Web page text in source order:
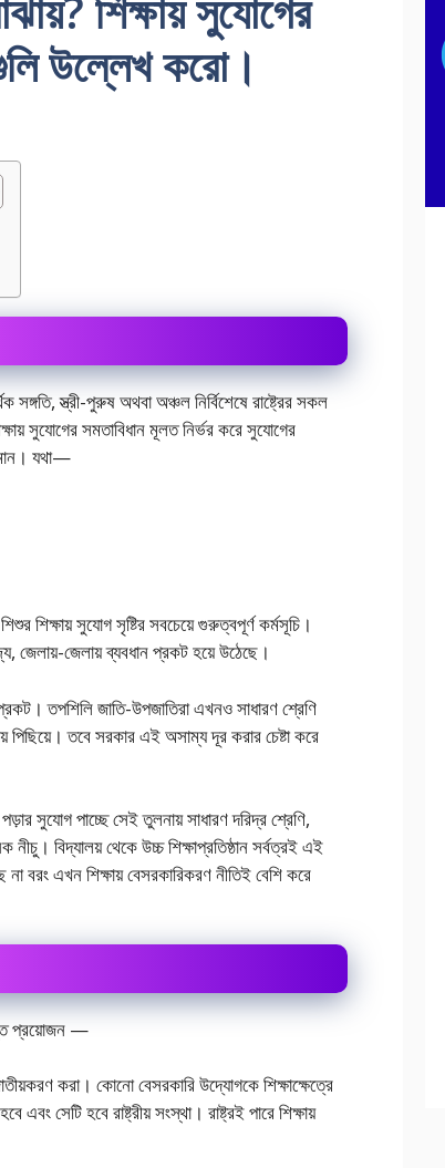
উল্লেখ করো।
সঙ্গতি, স্ত্রী-পুরুষ অথবা অঞ্চল নির্বিশেষে রাষ্ট্রের সকল
সুযােগের সমতাবিধান মূলত নির্ভর করে সুযােগের
যথা—
শিক্ষায় সুযােগ সৃষ্টির সবচেয়ে গুরুত্বপূর্ণ কর্মসূচি।
জেলায়-জেলায় ব্যবধান প্রকট হয়ে উঠেছে।
তপশিলি জাতি-উপজাতিরা এখনও সাধারণ শ্রেণি
পিছিয়ে। তবে সরকার এই অসাম্য দূর করার চেষ্টা করে
পড়ার সুযােগ পাচ্ছে সেই তুলনায় সাধারণ দরিদ্র শ্রেণি,
বিদ্যালয় থেকে উচ্চ শিক্ষাপ্রতিষ্ঠান সর্বত্রই এই
না বরং এখন শিক্ষায় বেসরকারিকরণ নীতিই বেশি করে
প্রয়ােজন —
করা। কোনাে বেসরকারি উদ্যোগকে শিক্ষাক্ষেত্রে
সেটি হবে রাষ্ট্রীয় সংস্থা। রাষ্ট্রই পারে শিক্ষায়